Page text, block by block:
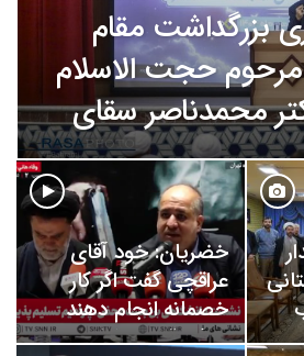
بزرگداشت مقام
حجت‌ الاسلام
محمدناصر سقای
0
خضریان: خود آقای
عراقچی گفت اگر کار
خصمانه انجام دهند
توافق قاهره باطل…